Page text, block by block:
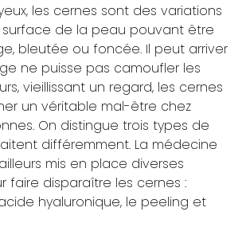
les cernes sont des variations
de la peau pouvant être
bleutée ou foncée. Il peut arriver
ne puisse pas camoufler les
vieillissant un regard, les cernes
un véritable mal-être chez
On distingue trois types de
différemment. La médecine
mis en place diverses
faire disparaître les cernes :
hyaluronique, le peeling et